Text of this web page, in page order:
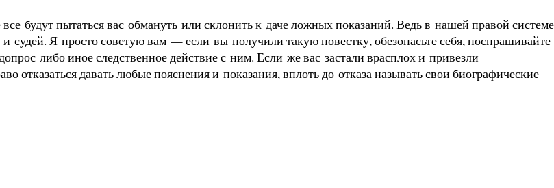
будут пытаться вас обмануть или склонить к даче ложных показаний. Ведь в нашей правой системе
судей. Я просто советую вам — если вы получили такую повестку, обезопасьте себя, поспрашивайте
либо иное следственное действие с ним. Если же вас застали врасплох и привезли
отказаться давать любые пояснения и показания, вплоть до отказа называть свои биографические